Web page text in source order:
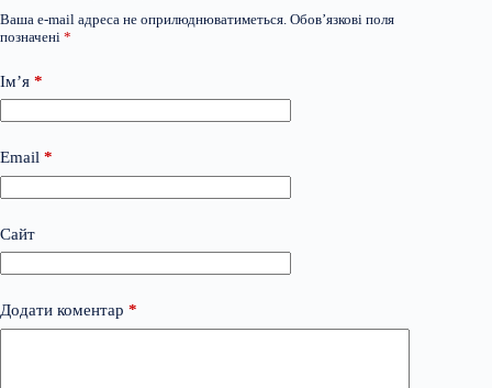
Ваша e-mail адреса не оприлюднюватиметься. Обов’язкові поля
позначені *
Ім’я *
Email *
Сайт
Додати коментар *